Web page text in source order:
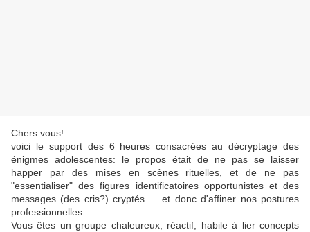
Chers vous!
voici le support des 6 heures consacrées au décryptage des
énigmes adolescentes: le propos était de ne pas se laisser
happer par des mises en scènes rituelles, et de ne pas
"essentialiser" des figures identificatoires opportunistes et des
messages (des cris?) cryptés... et donc d'affiner nos postures
professionnelles.
Vous êtes un groupe chaleureux, réactif, habile à lier concepts